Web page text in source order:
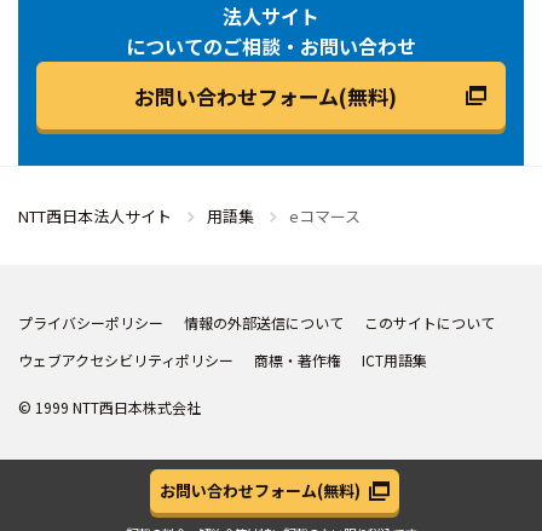
法人サイト
についてのご相談・お問い合わせ
お問い合わせフォーム(無料)
NTT西日本法人サイト 用語集 eコマース
プライバシーポリシー 情報の外部送信について
このサイトについて
ウェブアクセシビリティポリシー
商標・著作権 ICT用語集
© 1999 NTT西日本株式会社
お問い合わせフォーム(無料)